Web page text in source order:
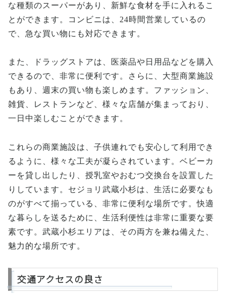
な種類のスーパーがあり、新鮮な食材を手に入れるこ
とができます。コンビニは、24時間営業しているの
で、急な買い物にも対応できます。
また、ドラッグストアは、医薬品や日用品などを購入
できるので、非常に便利です。さらに、大型商業施設
もあり、週末の買い物も楽しめます。ファッション、
雑貨、レストランなど、様々な店舗が集まっており、
一日中楽しむことができます。
これらの商業施設は、子供連れでも安心して利用でき
るように、様々な工夫が凝らされています。ベビーカ
ーを貸し出したり、授乳室やおむつ交換台を設置した
りしています。セジョリ武蔵小杉は、生活に必要なも
のがすべて揃っている、非常に便利な場所です。快適
な暮らしを送るために、生活利便性は非常に重要な要
素です。武蔵小杉エリアは、その両方を兼ね備えた、
魅力的な場所です。
交通アクセスの良さ